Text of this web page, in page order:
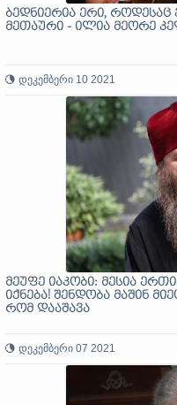
ბედნიერია ერი, როდესაც
მეთაური - ილია მეორე
დეკემბერი 10 2021
მეუფე იაკობი: მესია
იქნება! შენდობა მაშინ
რომ დააშავა
დეკემბერი 07 2021